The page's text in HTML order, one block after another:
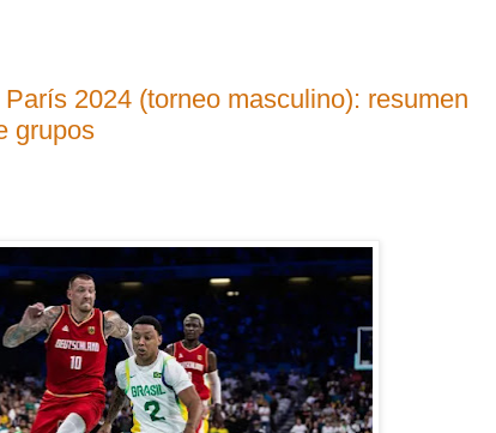
2024 (torneo masculino): resumen
grupos